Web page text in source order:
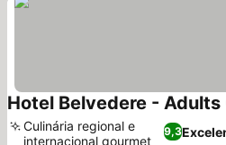
Hotel Belvedere - Adults
9,3
Culinária regional e
internacional gourmet